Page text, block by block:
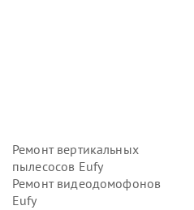
Ремонт вертикальных
пылесосов Eufy
Ремонт видеодомофонов
Eufy